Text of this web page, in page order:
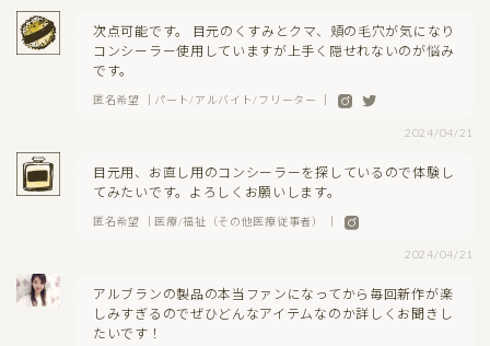
次点可能です。 目元のくすみとクマ、頬の毛穴が気になり
コンシーラー使用していますが上手く隠せれないのが悩み
です。
匿名希望 ｜パート/アルバイト/フリーター ｜
2024/04/21
目元用、お直し用のコンシーラーを探しているので体験し
てみたいです。よろしくお願いします。
匿名希望 ｜医療/福祉（その他医療従事者） ｜
2024/04/21
アルブランの製品の本当ファンになってから毎回新作が楽
しみすぎるのでぜひどんなアイテムなのか詳しくお聞きし
たいです！